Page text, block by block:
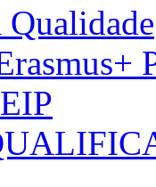
Qualidade